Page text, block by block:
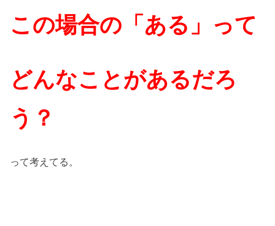
この場合の「ある」って
どんなことがあるだろ
う？
って考えてる。